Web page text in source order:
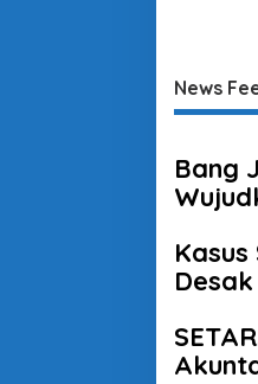
News
Bang